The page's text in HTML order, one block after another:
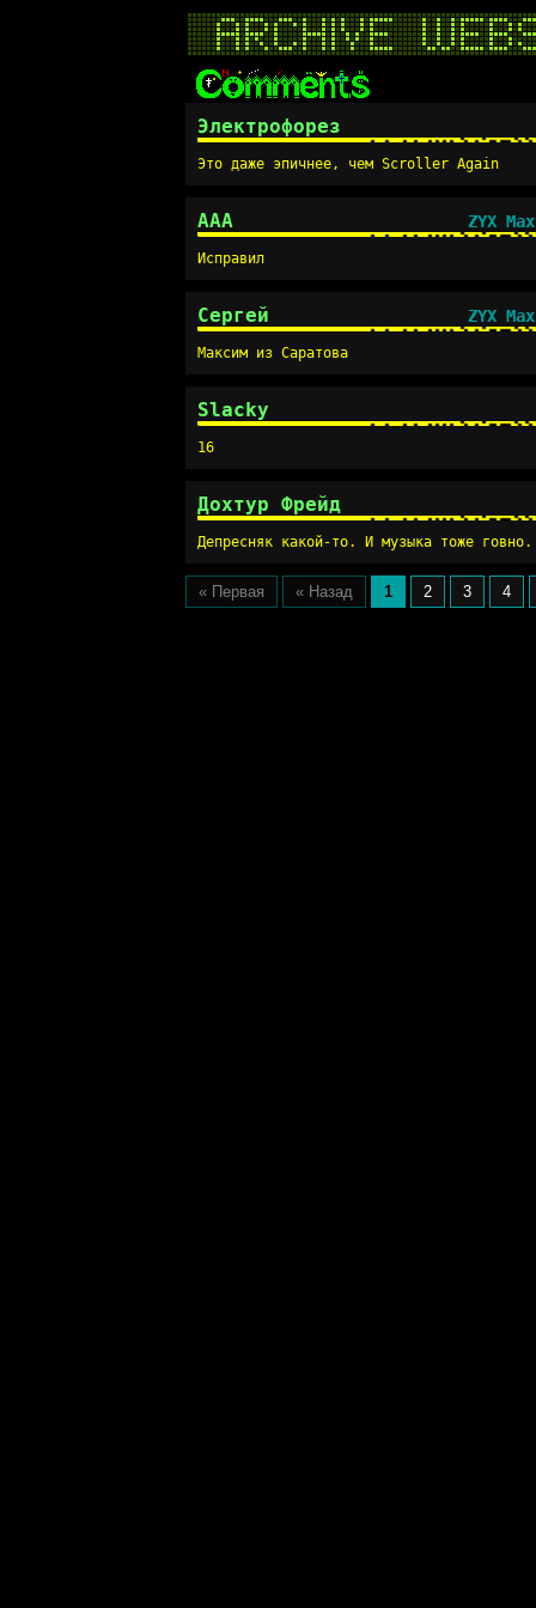
Электрофорез
Это даже эпичнее, чем Scroller Again
AAA ZYX
Исправил
Сергей ZYX
Максим из Саратова
Slacky
16
Дохтур Фрейд
Депресняк какой-то. И музыка тоже говно.
« Первая « Назад 1 2 3 4